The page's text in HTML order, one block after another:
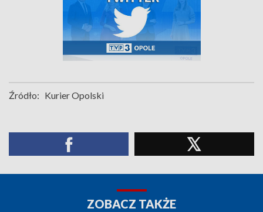
Źródło: Kurier Opolski
ZOBACZ TAKŻE